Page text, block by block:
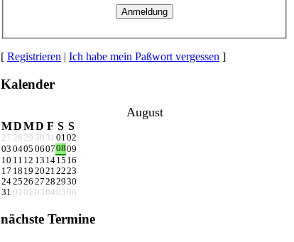
Anmeldung
[ Registrieren | Ich habe mein Paßwort vergessen ]
Kalender
August
MDMD F S S
27 28 29 30 31 0102
03 0405 06070809
10 11 12 13 1415 16
17 18 19 20212223
242526 27282930
31 01 02 03 04 05 06
nächste Termine